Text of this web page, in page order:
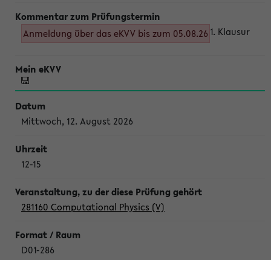
Anmeldung über das eKVV bis zum 05.08.26 1. Klausur
Mittwoch, 12. August 2026
12-15
281160 Computational Physics (V)
D01-286